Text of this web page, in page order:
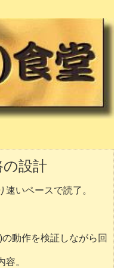
設計
いペースで読了。
動作を検証しながら回
。